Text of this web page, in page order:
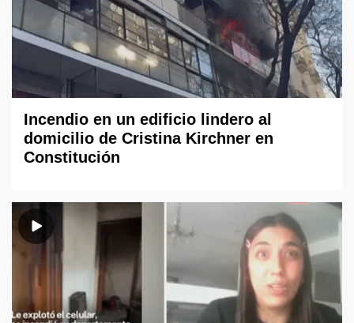
Incendio en un edificio lindero al
domicilio de Cristina Kirchner en
Constitución